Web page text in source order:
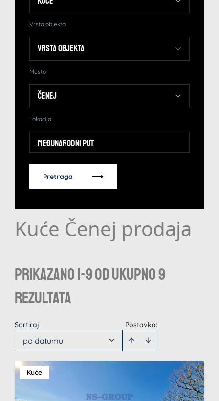
Vrsta objekta
Mesto
Lokacija
Međunarodni put
Pretraga
Kuće Čenej prodaja
Prikazano 1-9 od ukupno 9
rezultata
Postavka:
Sortiraj:
po datumu
Kuće